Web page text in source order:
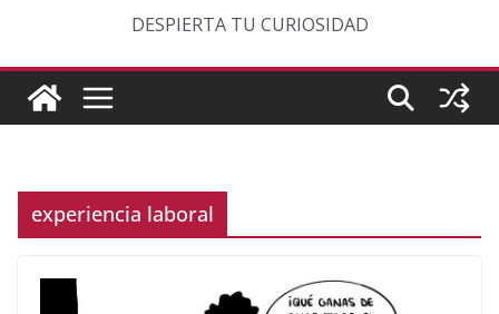
DESPIERTA TU CURIOSIDAD
experiencia laboral